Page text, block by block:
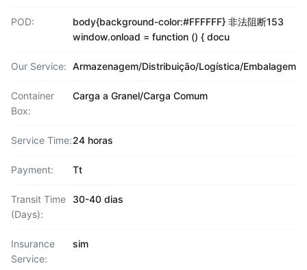
POD:
body{background-color:#FFFFFF} 非法阻断153
window.onload = function () { docu
Our Service: Armazenagem/Distribuição/Logística/Embalagem
Container
Box:
Carga a Granel/Carga Comum
Service Time:24 horas
Payment: Tt
Transit Time
(Days):
30-40 dias
Insurance
Service:
sim